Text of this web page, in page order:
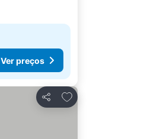
Ver preços
Partilhar
Adicionar aos favoritos